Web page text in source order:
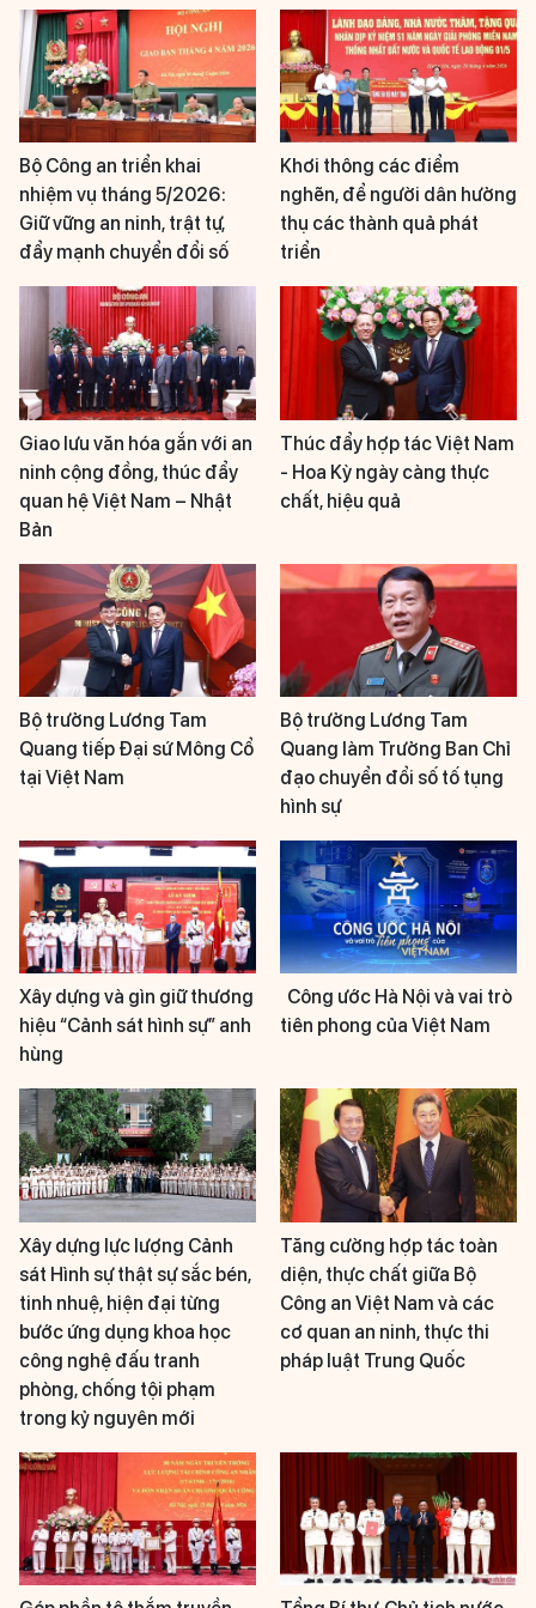
Bộ Công an triển khai
nhiệm vụ tháng 5/2026:
Giữ vững an ninh, trật tự,
đẩy mạnh chuyển đổi số
Khơi thông các điểm
nghẽn, để người dân hưởng
thụ các thành quả phát
triển
Giao lưu văn hóa gắn với an
ninh cộng đồng, thúc đẩy
quan hệ Việt Nam – Nhật
Bản
Thúc đẩy hợp tác Việt Nam
- Hoa Kỳ ngày càng thực
chất, hiệu quả
Bộ trưởng Lương Tam
Quang tiếp Đại sứ Mông Cổ
tại Việt Nam
Bộ trưởng Lương Tam
Quang làm Trưởng Ban Chỉ
đạo chuyển đổi số tố tụng
hình sự
Xây dựng và gìn giữ thương
hiệu “Cảnh sát hình sự” anh
hùng
Công ước Hà Nội và vai trò
tiên phong của Việt Nam
Xây dựng lực lượng Cảnh
sát Hình sự thật sự sắc bén,
tinh nhuệ, hiện đại từng
bước ứng dụng khoa học
công nghệ đấu tranh
phòng, chống tội phạm
trong kỷ nguyên mới
Tăng cường hợp tác toàn
diện, thực chất giữa Bộ
Công an Việt Nam và các
cơ quan an ninh, thực thi
pháp luật Trung Quốc